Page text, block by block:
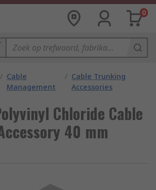
0
/ Cable
Management
/ Cable Trunking
Accessories
Chloride Cable
40 mm